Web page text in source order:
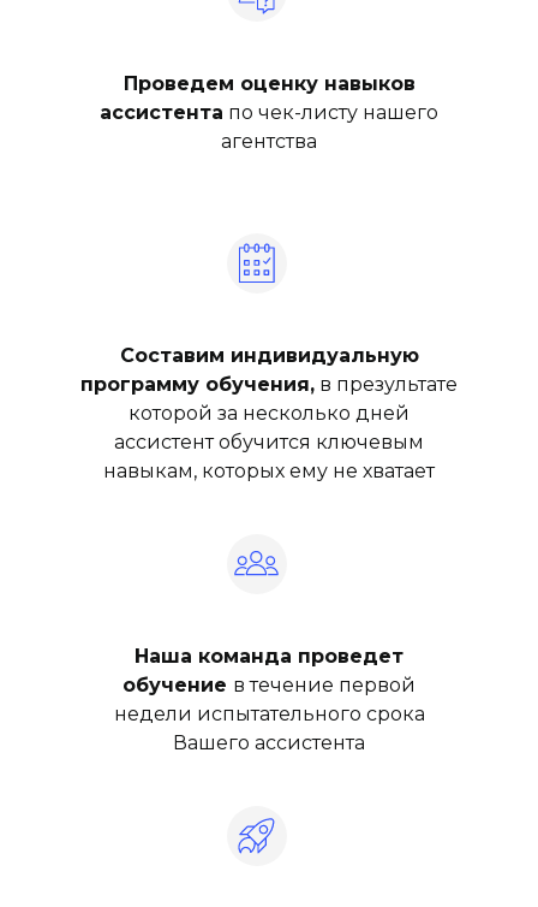
Проведем оценку навыков
ассистента по чек-листу нашего
агентства
Составим индивидуальную
программу обучения, в презультате
которой за несколько дней
ассистент обучится ключевым
навыкам, которых ему не хватает
Наша команда проведет
обучение в течение первой
недели испытательного срока
Вашего ассистента